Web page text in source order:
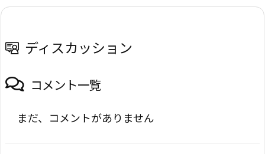
ディスカッション
コメント一覧
まだ、コメントがありません